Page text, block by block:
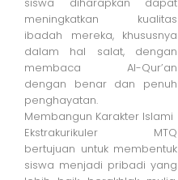
meningkatkan kualitas
ibadah mereka, khususnya
dalam hal salat, dengan
membaca Al-Qur’an
dengan benar dan penuh
penghayatan.
Membangun Karakter Islami
Ekstrakurikuler MTQ
bertujuan untuk membentuk
siswa menjadi pribadi yang